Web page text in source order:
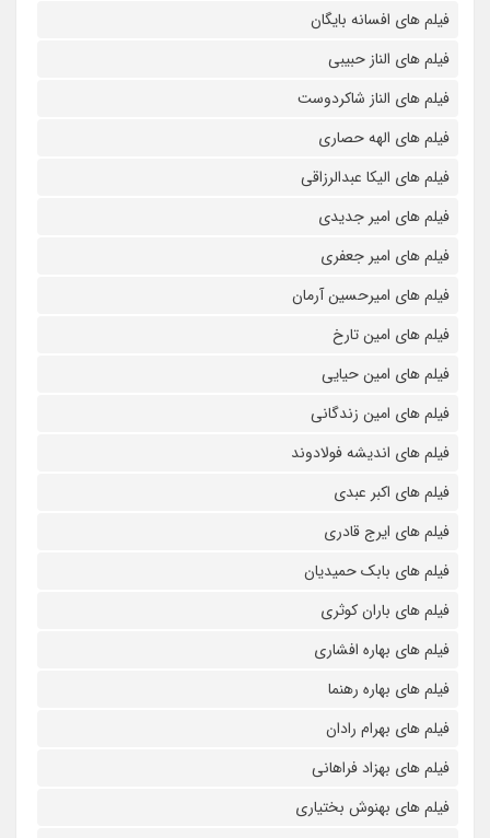
فیلم های افسانه بایگان
فیلم های الناز حبیبی
فیلم های الناز شاکردوست
فیلم های الهه حصاری
فیلم های الیکا عبدالرزاقی
فیلم های امیر جدیدی
فیلم های امیر جعفری
فیلم های امیرحسین آرمان
فیلم های امین تارخ
فیلم های امین حیایی
فیلم های امین زندگانی
فیلم های اندیشه فولادوند
فیلم های اکبر عبدی
فیلم های ایرج قادری
فیلم های بابک حمیدیان
فیلم های باران کوثری
فیلم های بهاره افشاری
فیلم های بهاره رهنما
فیلم های بهرام رادان
فیلم های بهزاد فراهانی
فیلم های بهنوش بختیاری